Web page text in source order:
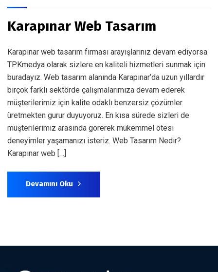
Karapınar Web Tasarım
Karapınar web tasarım firması arayışlarınız devam ediyorsa
TPKmedya olarak sizlere en kaliteli hizmetleri sunmak için
buradayız. Web tasarım alanında Karapınar’da uzun yıllardır
birçok farklı sektörde çalışmalarımıza devam ederek
müşterilerimiz için kalite odaklı benzersiz çözümler
üretmekten gurur duyuyoruz. En kısa sürede sizleri de
müşterilerimiz arasında görerek mükemmel ötesi
deneyimler yaşamanızı isteriz. Web Tasarım Nedir?
Karapınar web […]
Devamını Oku